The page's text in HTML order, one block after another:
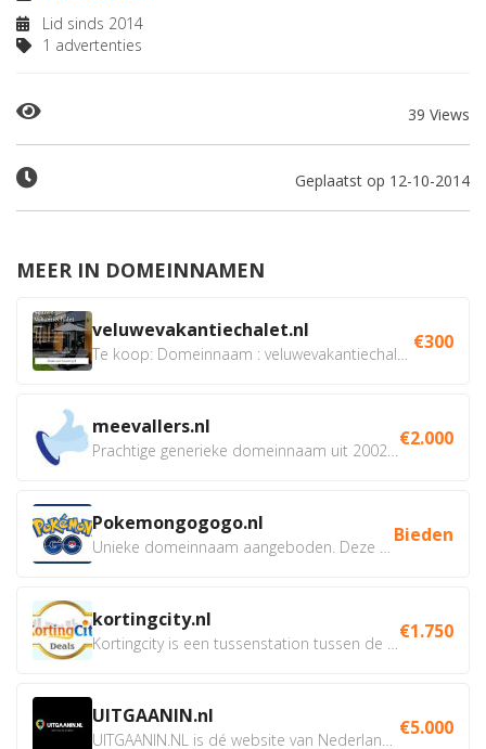
Lid sinds 2014
1 advertenties
39 Views
Geplaatst op 12-10-2014
MEER IN DOMEINNAMEN
veluwevakantiechalet.nl €300
meevallers.nl €2.000
Pokemongogogo.nl Bieden
kortingcity.nl €1.750
UITGAANIN.nl €5.000